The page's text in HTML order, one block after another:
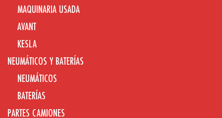
MAQUINARIA USADA
AVANT
KESLA
NEUMÁTICOS Y BATERÍAS
NEUMÁTICOS
BATERÍAS
PARTES CAMIONES